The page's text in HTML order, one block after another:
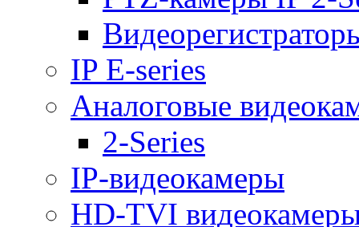
IP E-series
Аналоговые
2-Series
IP-видеокамеры
HD-TVI